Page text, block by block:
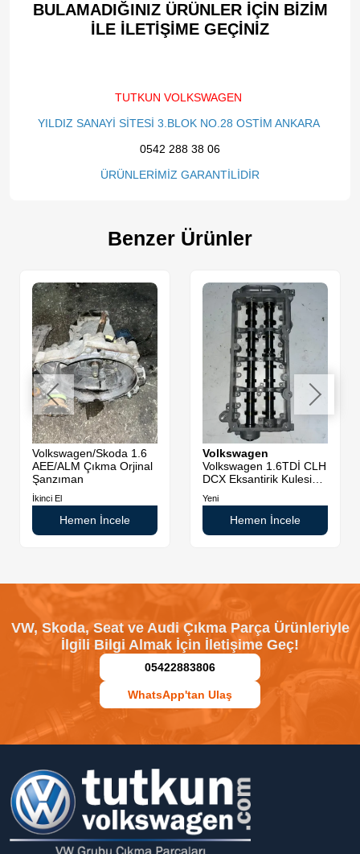
BULAMADIĞINIZ ÜRÜNLER İÇİN BİZİM
İLE İLETİŞİME GEÇİNİZ​
TUTKUN VOLKSWAGEN
YILDIZ SANAYİ SİTESİ 3.BLOK NO.28 OSTİM ANKARA
0542 288 38 06
ÜRÜNLERİMİZ GARANTİLİDİR
Benzer Ürünler
Volkswagen/Skoda 1.6
AEE/ALM Çıkma Orjinal
Şanzıman
İkinci El
Hemen İncele
Volkswagen
Volkswagen 1.6TDİ CLH
DCX Eksantirik Kulesi
Yeni
Hemen İncele
VW, Skoda, Seat ve Audi Çıkma Parça Ürünleriyle
İlgili Bilgi Almak İçin İletişime Geç!
05422883806
WhatsApp'tan Ulaş